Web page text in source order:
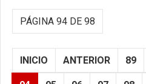
PÁGINA 94 DE 98
INICIO ANTERIOR 89